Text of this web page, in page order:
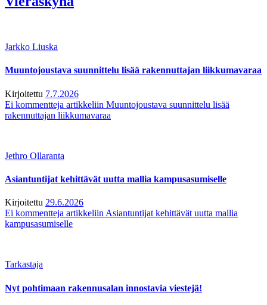
Jarkko Liuska
Muuntojoustava suunnittelu lisää rakennuttajan liikkumavaraa
Kirjoitettu 7.7.2026
Ei kommentteja artikkeliin Muuntojoustava suunnittelu lisää
rakennuttajan liikkumavaraa
Jethro Ollaranta
Asiantuntijat kehittävät uutta mallia kampusasumiselle
Kirjoitettu 29.6.2026
Ei kommentteja artikkeliin Asiantuntijat kehittävät uutta mallia
kampusasumiselle
Tarkastaja
Nyt pohtimaan rakennusalan innostavia viestejä!